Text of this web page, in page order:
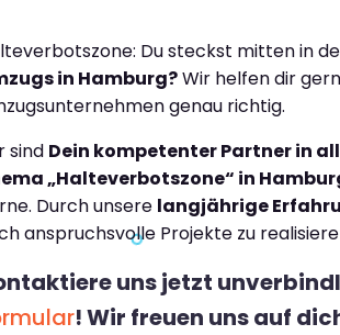
Du steckst mitten in
in Hamburg?Wir helfen dir
genau richtig.
sind Dein kompetenter Partner in
„Halteverbotszone“ in
Durch unsere langjährige
anspruchsvolle Projekte zu
uns jetzt
! Wir freuen uns auf